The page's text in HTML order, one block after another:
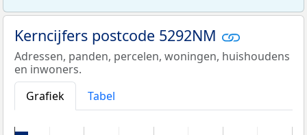
Kerncijfers postcode 5292NM
Adressen, panden, percelen, woningen, huishoudens
en inwoners.
Grafiek
Tabel